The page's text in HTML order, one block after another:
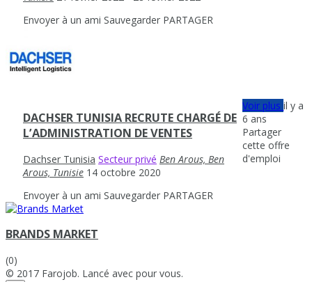
Envoyer à un ami Sauvegarder PARTAGER
DACHSER TUNISIA RECRUTE CHARGÉ DE
L’ADMINISTRATION DE VENTES
Dachser Tunisia Secteur privé Ben Arous, Ben
Arous, Tunisie 14 octobre 2020
Envoyer à un ami Sauvegarder PARTAGER
Voir plusil y a
6 ans
Partager
cette offre
d'emploi
BRANDS MARKET
(0)
© 2017 Farojob. Lancé avec pour vous.